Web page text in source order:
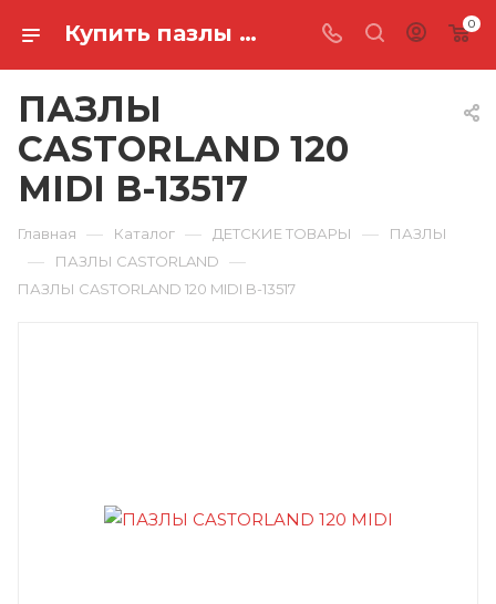
Купить пазлы castorland 120 midi B-13517 в Ростове-на-Дону 0
ПАЗЛЫ
CASTORLAND 120
MIDI B-13517
Главная — Каталог — ДЕТСКИЕ ТОВАРЫ — ПАЗЛЫ
— ПАЗЛЫ CASTORLAND —
ПАЗЛЫ CASTORLAND 120 MIDI B-13517